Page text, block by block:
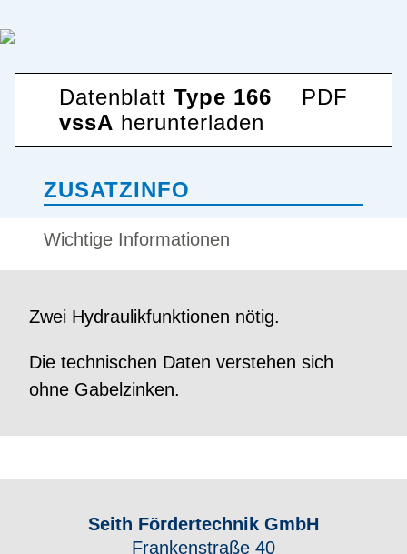
Datenblatt Type 166
vssA herunterladen
PDF
ZUSATZINFO
Wichtige Informationen
Zwei Hydraulikfunktionen nötig.
Die technischen Daten verstehen sich
ohne Gabelzinken.
Seith Fördertechnik GmbH
Frankenstraße 40